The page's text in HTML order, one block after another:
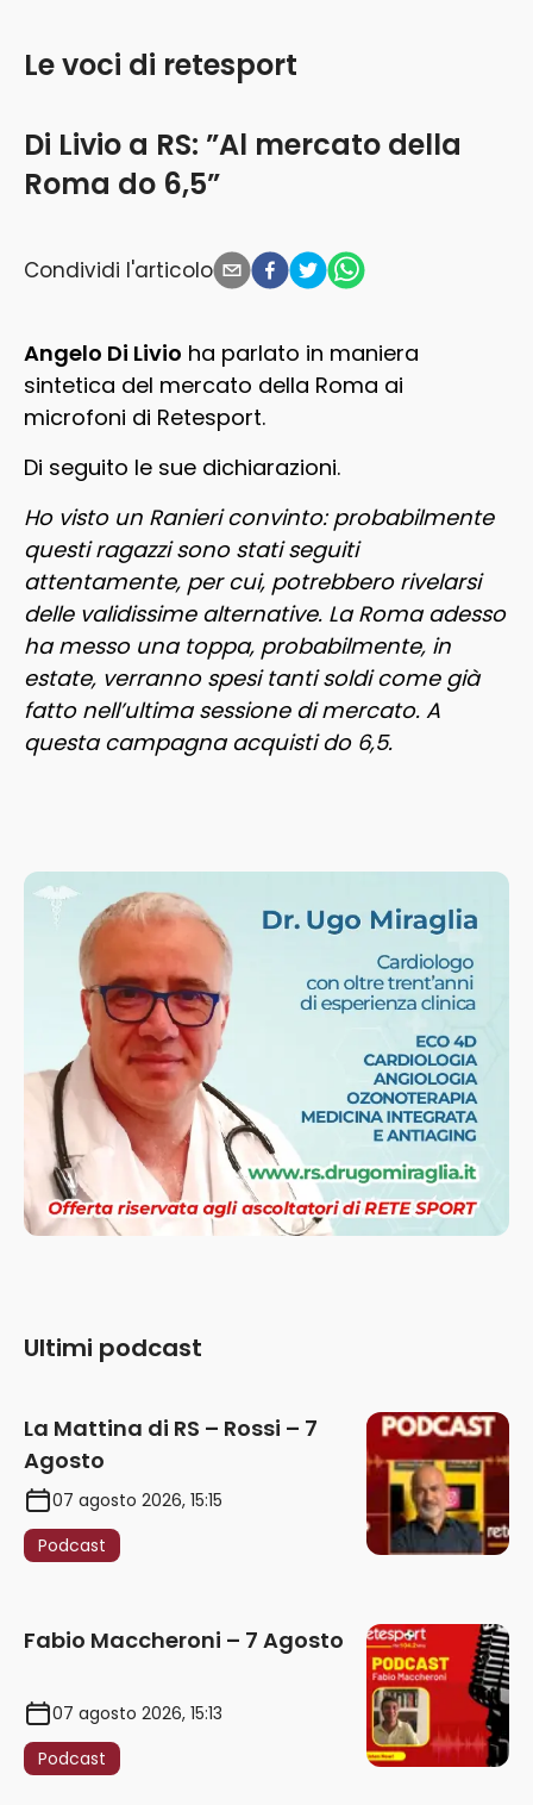
Di Livio a RS: ”Al mercato della
Roma do 6,5”
Le voci di retesport
Condividi l'articolo
Angelo Di Livio ha parlato in maniera
sintetica del mercato della Roma ai
microfoni di Retesport.
Di seguito le sue dichiarazioni.
Ho visto un Ranieri convinto: probabilmente
questi ragazzi sono stati seguiti
attentamente, per cui, potrebbero rivelarsi
delle validissime alternative. La Roma adesso
ha messo una toppa, probabilmente, in
estate, verranno spesi tanti soldi come già
fatto nell’ultima sessione di mercato. A
questa campagna acquisti do 6,5.
Ultimi podcast
La Mattina di RS – Rossi – 7
Agosto
07 agosto 2026, 15:15
Podcast
Fabio Maccheroni – 7 Agosto
07 agosto 2026, 15:13
Podcast